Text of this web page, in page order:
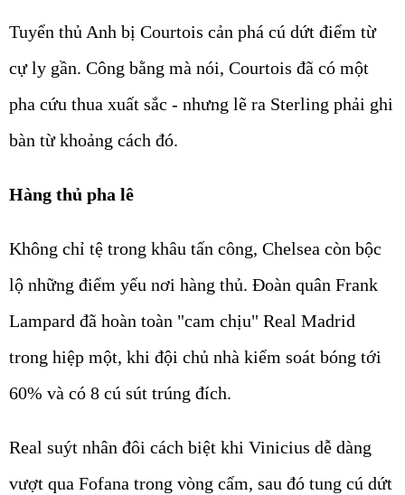
Tuyển thủ Anh bị Courtois cản phá cú dứt điểm từ
cự ly gần. Công bằng mà nói, Courtois đã có một
pha cứu thua xuất sắc - nhưng lẽ ra Sterling phải ghi
bàn từ khoảng cách đó.
Hàng thủ pha lê
Không chỉ tệ trong khâu tấn công, Chelsea còn bộc
lộ những điểm yếu nơi hàng thủ. Đoàn quân Frank
Lampard đã hoàn toàn "cam chịu" Real Madrid
trong hiệp một, khi đội chủ nhà kiểm soát bóng tới
60% và có 8 cú sút trúng đích.
Real suýt nhân đôi cách biệt khi Vinicius dễ dàng
vượt qua Fofana trong vòng cấm, sau đó tung cú dứt